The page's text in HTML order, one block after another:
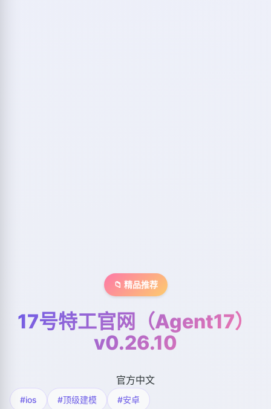
📁 精品推荐
17号特工官网（Agent17）
v0.26.10
官方中文
#ios #顶级建模 #安卓